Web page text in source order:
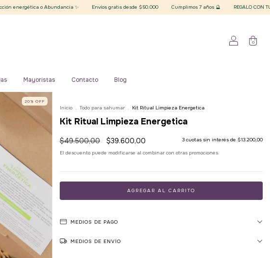
Abundancia ✨ Envíos gratis desde $50.000 Cumplimos 7 años 🔮 REGALO CON TU COMPRA
0
Mayoristas Contacto Blog
20 % OFF
Inicio . Todo para sahumar . Kit Ritual Limpieza Energetica
Kit Ritual Limpieza Energetica
$49.500,00 $39.600,00 3 cuotas sin interés de $13.200,00
El descuento puede modificarse al combinar con otras promociones.
MEDIOS DE PAGO
MEDIOS DE ENVÍO